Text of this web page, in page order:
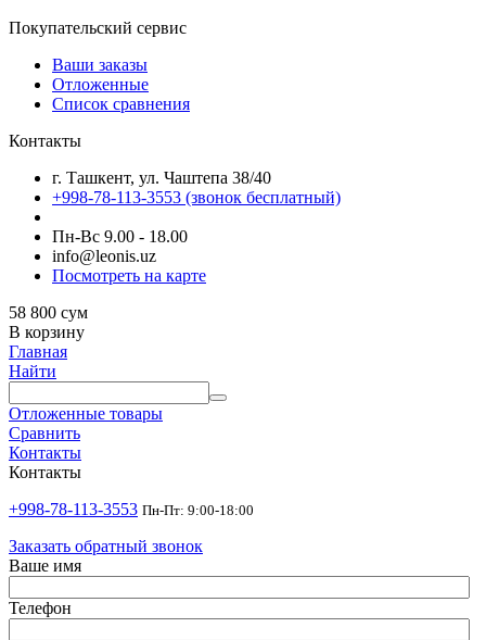
Покупательский сервис
Ваши заказы
Отложенные
Список сравнения
Контакты
г. Ташкент, ул. Чаштепа 38/40
+998-78-113-3553 (звонок бесплатный)
Пн-Вс 9.00 - 18.00
info@leonis.uz
Посмотреть на карте
58 800 сум
В корзину
Главная
Найти
Отложенные товары
Сравнить
Контакты
Контакты
+998-78-113-3553 Пн-Пт: 9:00-18:00
Заказать обратный звонок
Ваше имя
Телефон